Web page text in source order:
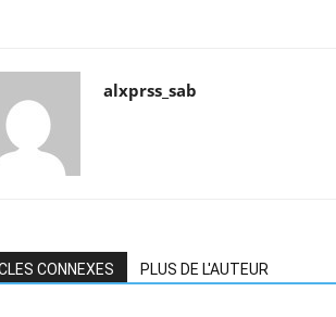
alxprss_sab
CONNEXES PLUS DE L'AUTEUR